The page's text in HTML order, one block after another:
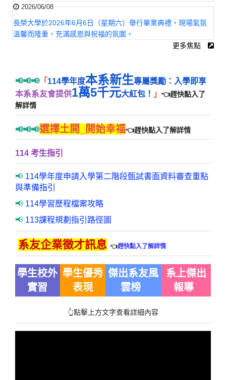
2026/06/08
長榮大學於2026年6月6日（星期六）舉行畢業典禮，現場氣氛
溫馨而隆重，充滿感恩與祝福的氛圍。
更多焦點
📢📢📢「 114學年度本系新生專屬獎勵：入學即享
本系系友會提供1萬5千元大紅包！ 」 👈趕快點入了
解詳情
📢📢📢選擇土開_開始幸福👈趕快點入了解詳情
114 考生指引
📢 114學年度申請入學第二階段甄試書面資料審查重點
與準備指引
📢 114學習歷程檔案攻略
📢 113課程規劃指引路徑圖
系友企業徵才訊息 👈趕快點入了解詳情
學生校外
實習
學生優秀
表現
傑出系友風
雲榜
系上傑出
報導
👆點擊上方文字查看詳細內容